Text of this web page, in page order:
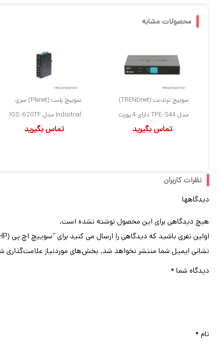
محصولات مشابه
سوییچ ترندنت (TRENDnet)
مدل TPE-S44 دارای 4 پورت
تماس بگیرید
سوییچ پلنت (Planet) سری
Industrial مدل IGS-620TF
تماس بگیرید
نظرات کاربران
دیدگاهها
هیچ دیدگاهی برای این محصول نوشته نشده است.
اولین نفری باشید که دیدگاهی را ارسال می کنید برای “سوییچ اچ پی (HP) مدل 1910-48 دارای 48 پورت”
نشانی ایمیل شما منتشر نخواهد شد. بخش‌های موردنیاز علامت‌گذاری
دیدگاه شما*
نام*